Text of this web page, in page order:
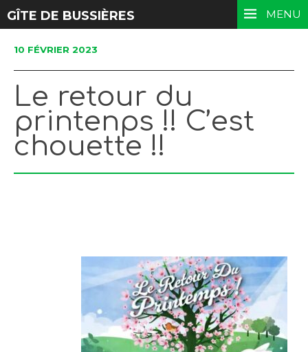
MENU
GÎTE DE BUSSIÈRES
10 FÉVRIER 2023
Le retour du
printenps !! C’est
chouette !!